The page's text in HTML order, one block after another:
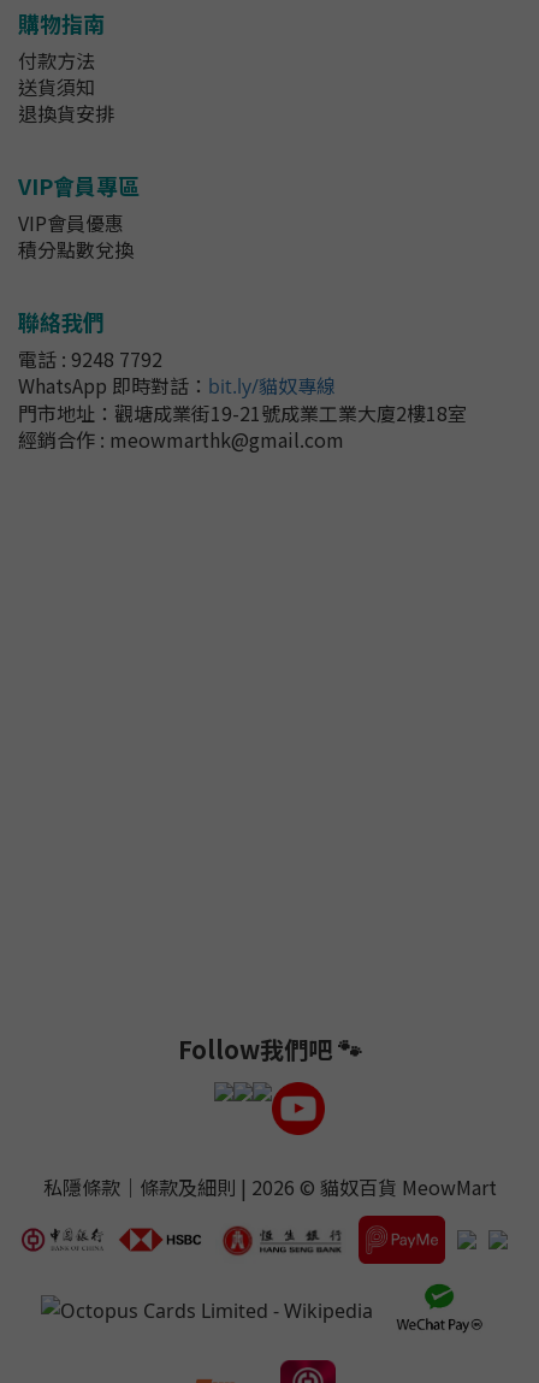
購物指南
付款方法
送貨須知
退換貨安排
VIP會員專區
VIP會員優惠
積分點數兌換
聯絡我們
電話 : 9248 7792
WhatsApp 即時對話 ： bit.ly/貓奴專線
門市地址： 觀塘成業街19-21號成業工業大廈2樓18室
經銷合作 : meowmarthk@gmail.com
Follow我們吧 🐾
私隱條款｜ 條款及細則 | 2026 © 貓奴百貨 MeowMart